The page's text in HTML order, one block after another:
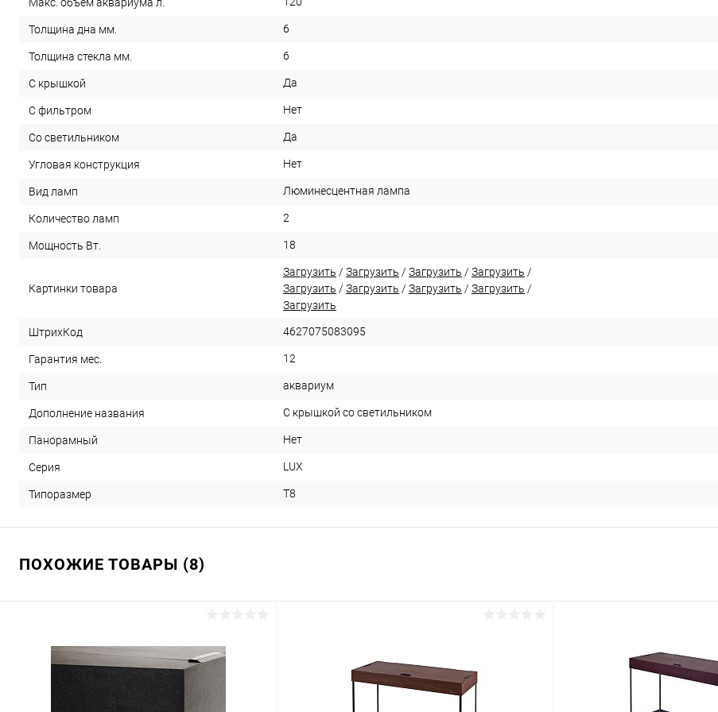
Толщина дна мм. 6
Толщина стекла мм. 6
С крышкой Да
С фильтром Нет
Со светильником Да
Угловая конструкция Нет
Вид ламп Люминесцентная лампа
Количество ламп 2
Мощность Вт. 18
Картинки товара
Загрузить / Загрузить / Загрузить / Загрузить /
Загрузить / Загрузить / Загрузить / Загрузить /
Загрузить
ШтрихКод 4627075083095
Гарантия мес. 12
Тип аквариум
Дополнение названия С крышкой со светильником
Панорамный Нет
Серия LUX
Типоразмер T8
ПОХОЖИЕ ТОВАРЫ (8)